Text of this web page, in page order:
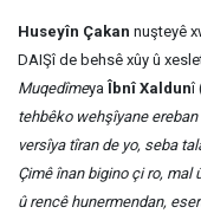
Huseyîn Çakan nuşteyê
DAIŞî de behsê xûy û
Muqedîmeya Îbnî Xaldunî
tehbêko wehşîyane
versîya tîran de yo, seba
Çimê înan bigino çi ro, mal
û rencê hunermendan,